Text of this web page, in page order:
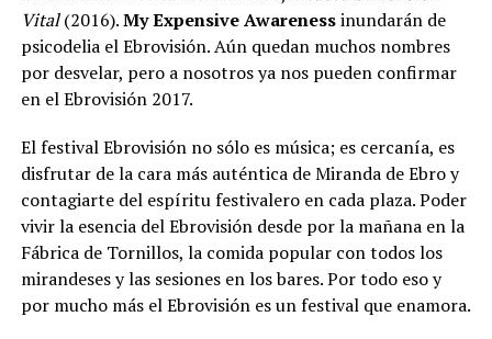
Vital(2016).My Expensive Awarenessinundarán de
psicodelia el Ebrovisión. Aún quedan muchos nombres
por desvelar, pero a nosotros ya nos pueden confirmar
en el Ebrovisión 2017.
El festival Ebrovisión no sólo es música; es cercanía, es
disfrutar de la cara más auténtica de Miranda de Ebro y
contagiarte del espíritu festivalero en cada plaza. Poder
vivir la esencia del Ebrovisión desde por la mañana en la
Fábrica de Tornillos, la comida popular con todos los
mirandeses y las sesiones en los bares. Por todo eso y
por mucho más el Ebrovisión es un festival que enamora.